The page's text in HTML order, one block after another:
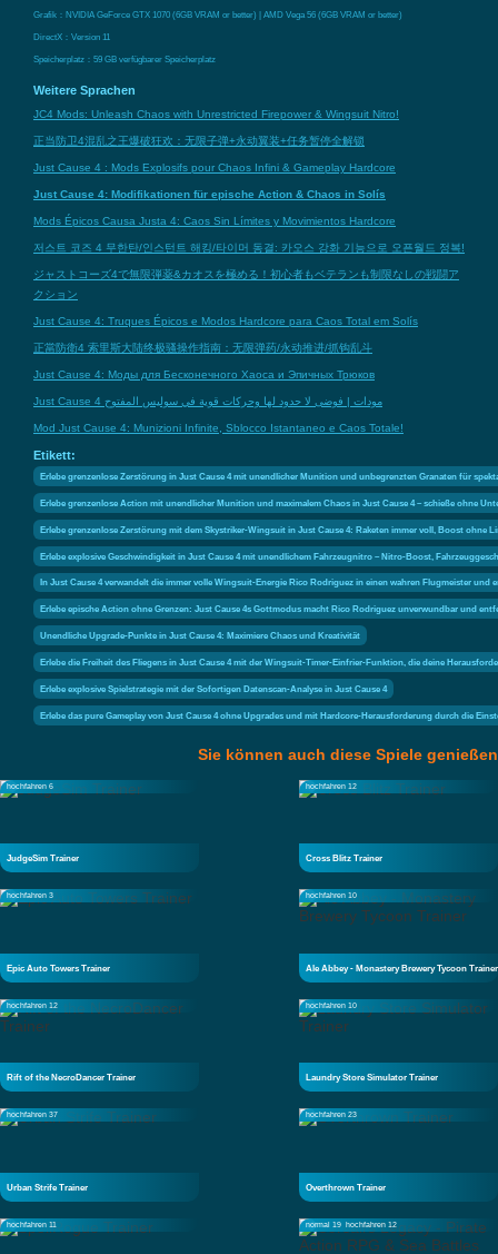
Grafik：NVIDIA GeForce GTX 1070 (6GB VRAM or better) | AMD Vega 56 (6GB VRAM or better)
DirectX：Version 11
Speicherplatz：59 GB verfügbarer Speicherplatz
Weitere Sprachen
JC4 Mods: Unleash Chaos with Unrestricted Firepower & Wingsuit Nitro!
正当防卫4混乱之王爆破狂欢：无限子弹+永动翼装+任务暂停全解锁
Just Cause 4 : Mods Explosifs pour Chaos Infini & Gameplay Hardcore
Just Cause 4: Modifikationen für epische Action & Chaos in Solís
Mods Épicos Causa Justa 4: Caos Sin Límites y Movimientos Hardcore
저스트 코즈 4 무한탄/인스턴트 해킹/타이머 동결: 카오스 강화 기능으로 오픈월드 정복!
ジャストコーズ4で無限弾薬&カオスを極める！初心者もベテランも制限なしの戦闘ア
クション
Just Cause 4: Truques Épicos e Modos Hardcore para Caos Total em Solís
正當防衛4 索里斯大陆终极骚操作指南：无限弹药/永动推进/抓钩乱斗
Just Cause 4: Моды для Бесконечного Хаоса и Эпичных Трюков
Just Cause 4 مودات | فوضى لا حدود لها وحركات قوية في سوليس المفتوح
Mod Just Cause 4: Munizioni Infinite, Sblocco Istantaneo e Caos Totale!
Etikett:
Erlebe grenzenlose Zerstörung in Just Cause 4 mit unendlicher Munition und unbegrenzten Granaten für
Erlebe grenzenlose Action mit unendlicher Munition und maximalem Chaos in Just Cause 4 – schieße ohne
Erlebe grenzenlose Zerstörung mit dem Skystriker-Wingsuit in Just Cause 4: Raketen immer voll, Boost ohne
Erlebe explosive Geschwindigkeit in Just Cause 4 mit unendlichem Fahrzeugnitro – Nitro-Boost,
In Just Cause 4 verwandelt die immer volle Wingsuit-Energie Rico Rodriguez in einen wahren Flugmeister
Erlebe epische Action ohne Grenzen: Just Cause 4s Gottmodus macht Rico Rodriguez unverwundbar und
Unendliche Upgrade-Punkte in Just Cause 4: Maximiere Chaos und Kreativität
Erlebe die Freiheit des Fliegens in Just Cause 4 mit der Wingsuit-Timer-Einfrier-Funktion, die deine
Erlebe explosive Spielstrategie mit der Sofortigen Datenscan-Analyse in Just Cause 4
Erlebe das pure Gameplay von Just Cause 4 ohne Upgrades und mit Hardcore-Herausforderung durch die
Sie können auch diese Spiele genießen
hochfahren 6
JudgeSim Trainer
hochfahren 12
Cross Blitz Trainer
hochfahren 3
Epic Auto Towers Trainer
hochfahren 10
Ale Abbey - Monastery Brewery Tycoon Trainer
hochfahren 12
Rift of the NecroDancer Trainer
hochfahren 10
Laundry Store Simulator Trainer
hochfahren 37
Urban Strife Trainer
hochfahren 23
Overthrown Trainer
hochfahren 11 normal 19 hochfahren 12